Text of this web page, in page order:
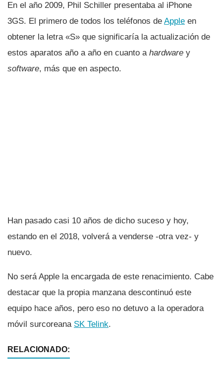
En el año 2009, Phil Schiller presentaba al iPhone
3GS. El primero de todos los teléfonos de Apple en
obtener la letra «S» que significarí­a la actualización de
estos aparatos año a año en cuanto a hardware y
software, más que en aspecto.
Han pasado casi 10 años de dicho suceso y hoy,
estando en el 2018, volverá a venderse -otra vez- y
nuevo.
No será Apple la encargada de este renacimiento. Cabe
destacar que la propia manzana descontinuó este
equipo hace años, pero eso no detuvo a la operadora
móvil surcoreana SK Telink.
RELACIONADO: